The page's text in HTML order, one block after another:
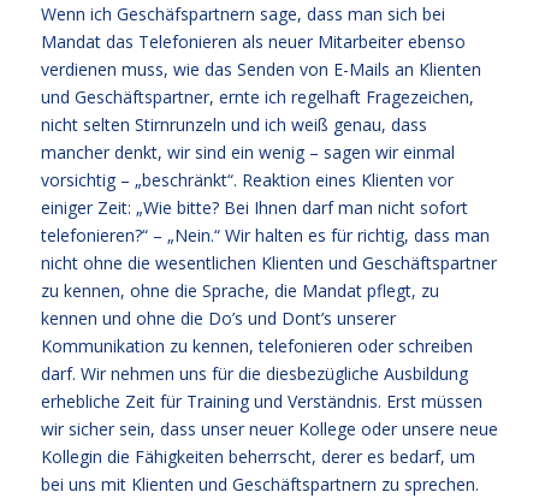
Wenn ich Geschäfspartnern sage, dass man sich bei
Mandat das Telefonieren als neuer Mitarbeiter ebenso
verdienen muss, wie das Senden von E-Mails an Klienten
und Geschäftspartner, ernte ich regelhaft Fragezeichen,
nicht selten Stirnrunzeln und ich weiß genau, dass
mancher denkt, wir sind ein wenig – sagen wir einmal
vorsichtig – „beschränkt“. Reaktion eines Klienten vor
einiger Zeit: „Wie bitte? Bei Ihnen darf man nicht sofort
telefonieren?“ – „Nein.“ Wir halten es für richtig, dass man
nicht ohne die wesentlichen Klienten und Geschäftspartner
zu kennen, ohne die Sprache, die Mandat pflegt, zu
kennen und ohne die Do’s und Dont’s unserer
Kommunikation zu kennen, telefonieren oder schreiben
darf. Wir nehmen uns für die diesbezügliche Ausbildung
erhebliche Zeit für Training und Verständnis. Erst müssen
wir sicher sein, dass unser neuer Kollege oder unsere neue
Kollegin die Fähigkeiten beherrscht, derer es bedarf, um
bei uns mit Klienten und Geschäftspartnern zu sprechen.